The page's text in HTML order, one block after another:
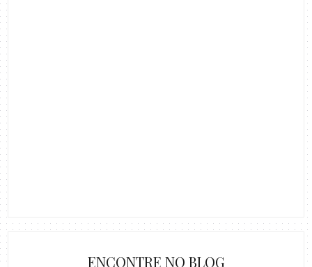
ENCONTRE NO BLOG